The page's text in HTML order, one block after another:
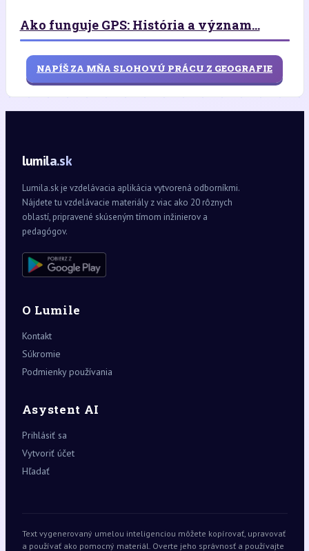
Ako funguje GPS: História a význam...
NAPÍŠ ZA MŇA SLOHOVÚ PRÁCU Z GEOGRAFIE
lumila.sk
Lumila.sk je vzdelávacia aplikácia vytvorená odborníkmi.
Nájdete tu vzdelávacie materiály z viac ako 20 rôznych
oblastí, pripravené skúseným tímom inžinierov a
pedagógov.
O Lumile
Kontakt
Súkromie
Podmienky používania
Asystent AI
Prihlásiť sa
Vytvoriť účet
Hľadať
Text vygenerovaný umelou inteligenciou môžete kopírovať, upravovať
a používať ako pomocný materiál. Overte jeho správnosť a používajte